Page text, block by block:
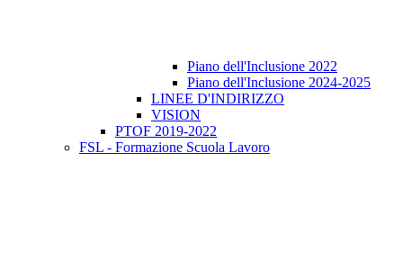
Piano dell'Inclusione 2022
Piano dell'Inclusione 2024-2025
LINEE D'INDIRIZZO
VISION
PTOF 2019-2022
FSL - Formazione Scuola Lavoro